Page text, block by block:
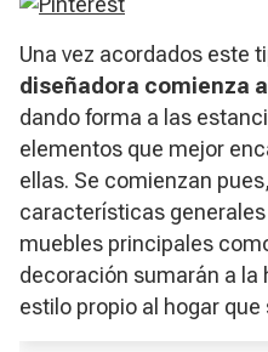
Una vez acordados este
diseñadora comienza
dando forma a las
elementos que mejor
ellas. Se comienzan
características
muebles principales
decoración sumarán a la
estilo propio al hogar